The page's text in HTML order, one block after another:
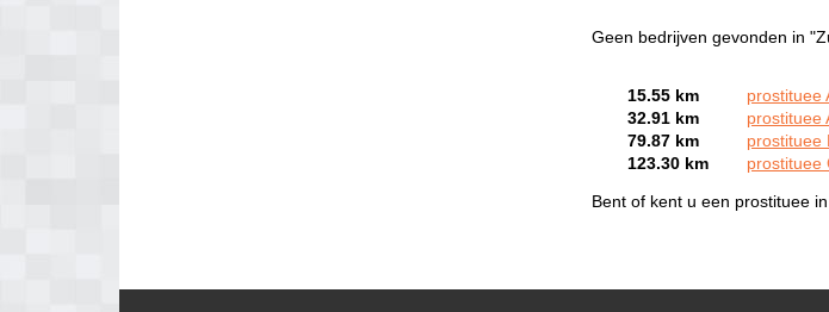
Geen bedrijven gevonden in
15.55 km
prostituee
32.91 km
prostituee
79.87 km
prostituee
123.30 km
prostituee
Bent of kent u een prostituee